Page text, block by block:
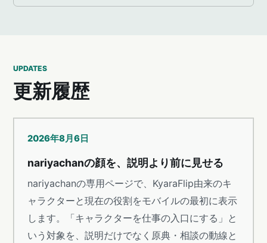
UPDATES
更新履歴
2026年8月6日
nariyachanの顔を、説明より前に見せる
nariyachanの専用ページで、KyaraFlip由来のキ
ャラクターと現在の役割をモバイルの最初に表示
します。「キャラクターを仕事の入口にする」と
いう対象を、説明だけでなく原典・相談の動線と